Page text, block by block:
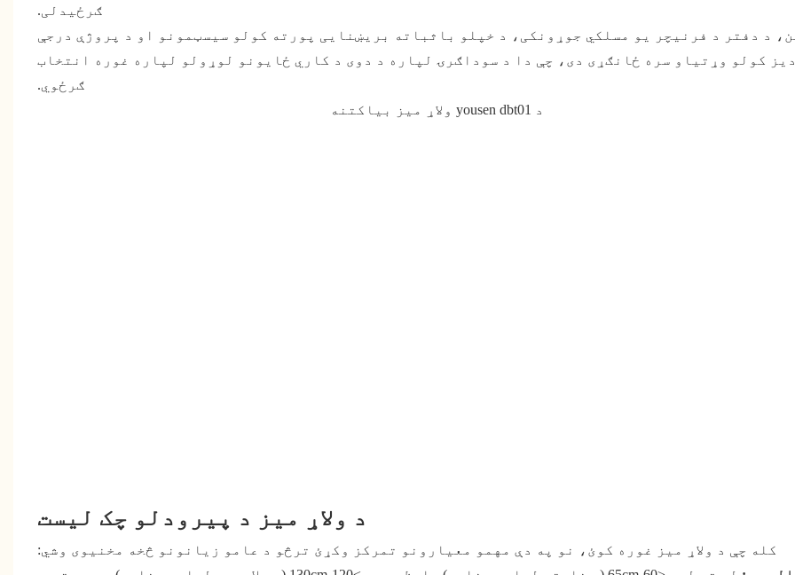
ګرځیدلی.
د دفتر د فرنیچر یو مسلکي جوړونکی، د خپلو باثباته بریښنایی پورته کولو سیسټمونو او د پروژې درجې
کولو وړتیاو سره ځانګړی دی، چې دا د سوداګرۍ لپاره د دوی د کاري ځایونو لوړولو لپاره غوره انتخاب
ګرځوي.
د ولاړ میز د پیرودلو چک لیست
کله چې د ولاړ میز غوره کوئ، نو په دې مهمو معیارونو تمرکز وکړئ ترڅو د عامو زیانونو څخه مخنیوی وشي: